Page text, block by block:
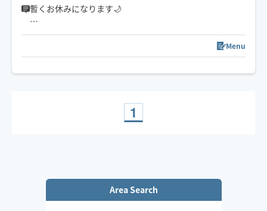
チップやレビューがとても励みになります。
暫くお休みになります🌙
🚲 西区より出発いたします（自転車または公共交通機関
📍 名古屋市外へのご訪問は、移動時間の都合により120
分以上のコースで承っております🙆🏻‍♀️
・CCAタイマッサージインストラクター取得
・整体/つぼ/リンパケア講座取得
Menu
1
Area Search